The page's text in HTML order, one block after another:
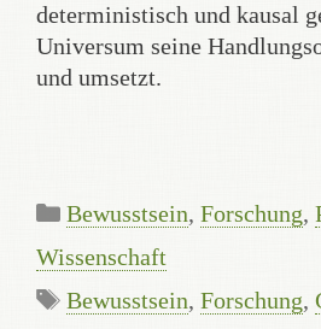
deterministisch und kausal
Universum seine
und umsetzt.
Categories
Bewusstsein, Forschung,
Wissenschaft
Tags
Bewusstsein, Forschung,